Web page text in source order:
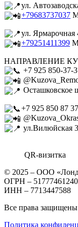
ул.
+79683737037
ул.
+79251411399
НАПРАВЛЕНИЕ
+7 925 850-37-
Осташковское
+7 925 850 87 37
ул.Вилюйская
QR-визитка
© 2025 – ООО
ОГРН –
ИНН – 7713447588
Все права защищены
Политика